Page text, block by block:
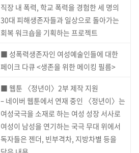
직장 내 폭력, 학교 폭력을 경험한 세 명의
30대 피해생존자들과 일상으로 돌아가는
회복 워크숍을 기획하는 프로젝트
■ 성폭력생존자인 여성예술인들에 대한
페이크 다큐 <생존을 위한 메이킹 필름>
■ 웹툰 〈정년이〉2부 제작 지원
– 네이버 웹툰에서 연재 중인 〈정년이〉는
여성국극을 소재로 하는 여성 성장 서사로
여성이 남성을 연기하는 국극 무대 위에서
독자들은 젠더, 빈부격차, 지방차별 등을